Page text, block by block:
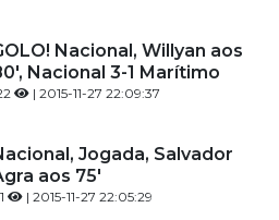
Nacional, Willyan aos
Nacional 3-1 Marítimo
| 2015-11-27 22:09:37
Jogada, Salvador
aos 75'
| 2015-11-27 22:05:29